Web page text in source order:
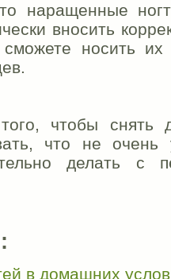
наращенные
вносить
носить
чтобы снять
что не
делать с
в домашних